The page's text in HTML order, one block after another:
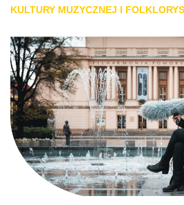
KULTURY MUZYCZNEJ I